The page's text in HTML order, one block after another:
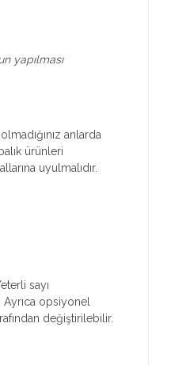
yapılması
anlarda
ürünleri
uyulmalıdır.
sayı
opsiyonel
değiştirilebilir.